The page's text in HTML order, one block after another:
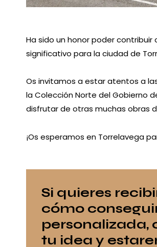
Ha sido un honor poder
significativo para la ciudad de
Os invitamos a estar atentos a
la Colección Norte del Gobierno
disfrutar de otras muchas obras
¡Os esperamos en Torrelavega
Si quieres
cómo
personalizada,
tu idea y